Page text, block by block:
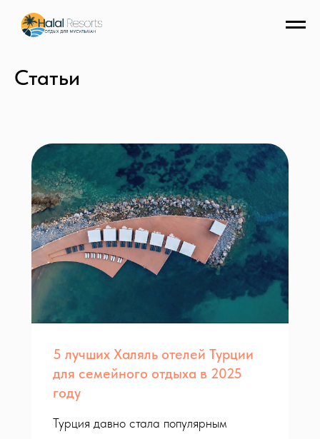
Статьи
5 лучших Халяль отелей Турции
для семейного отдыха в 2025
году
Турция давно стала популярным